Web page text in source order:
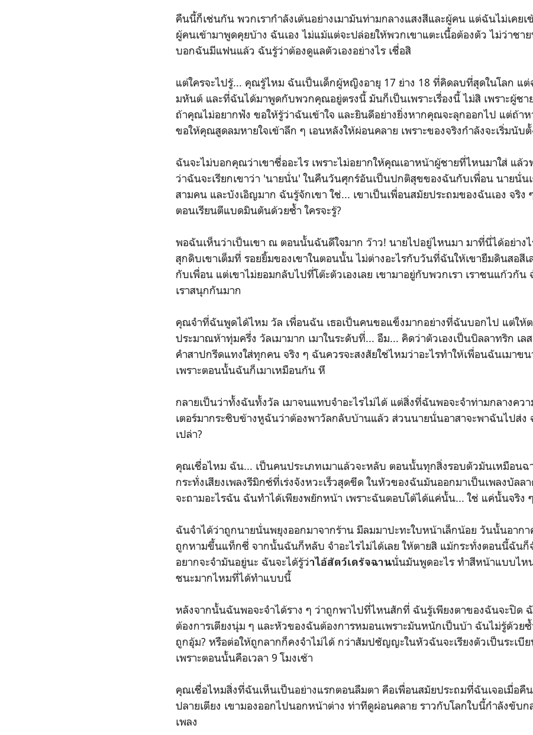
คืนนี้ก็เช่นกัน พวกเรากำลังเต้นอย่างเมามันท่ามกลางแสงสีและผู้คน แต่ฉันไม่เคย
ผู้คนเข้ามาพูดคุยบ้าง ฉันเอง ไม่แม้แต่จะปล่อยให้พวกเขาแตะเนื้อต้องตัว ไม่ว่าชา
บอกฉันมีแฟนแล้ว ฉันรู้ว่าต้องดูแลตัวเองอย่างไร เชื่อสิ
แต่ใครจะไปรู้... คุณรู้ไหม ฉันเป็นเด็กผู้หญิงอายุ 17 ย่าง 18 ที่คิดลบที่สุดในโลก แ
มหันต์ และที่ฉันได้มาพูดกับพวกคุณอยู่ตรงนี้ มันก็เป็นเพราะเรื่องนี้ ไม่สิ เพราะผู้ช
ถ้าคุณไม่อยากฟัง ขอให้รู้ว่าฉันเข้าใจ และยินดีอย่างยิ่งหากคุณจะลุกออกไป แต่ถ้า
ขอให้คุณสูดลมหายใจเข้าลึก ๆ เอนหลังให้ผ่อนคลาย เพราะของจริงกำลังจะเริ่มนับ
ฉันจะไม่บอกคุณว่าเขาชื่ออะไร เพราะไม่อยากให้คุณเอาหน้าผู้ชายที่ไหนมาใส่ แล้ว
ว่าฉันจะเรียกเขาว่า 'นายนั่น' ในคืนวันศุกร์อันเป็นปกติสุขของฉันกับเพื่อน นายนั่น
สามคน และบังเอิญมาก ฉันรู้จักเขา ใช่... เขาเป็นเพื่อนสมัยประถมของฉันเอง จริง
ตอนเรียนตีแบดมินตันด้วยซ้ำ ใครจะรู้?
พอฉันเห็นว่าเป็นเขา ณ ตอนนั้นฉันดีใจมาก ว๊าว! นายไปอยู่ไหนมา มาที่นี่ได้อย่าง
สุกดิบเขาเต็มที่ รอยยิ้มของเขาในตอนนั้น ไม่ต่างอะไรกับวันที่ฉันให้เขายืมดินสอสี
กับเพื่อน แต่เขาไม่ยอมกลับไปที่โต๊ะตัวเองเลย เขามาอยู่กับพวกเรา เราชนแก้วกั
เราสนุกกันมาก
คุณจำที่ฉันพูดได้ไหม วัล เพื่อนฉัน เธอเป็นคนขอแข็งมากอย่างที่ฉันบอกไป แต่ให้ต
ประมาณห้าทุ่มครึ่ง วัลเมามาก เมาในระดับที่... อืม... คิดว่าตัวเองเป็นบิลลาทริก เล
คำสาปกรีดแทงใส่ทุกคน จริง ๆ ฉันควรจะสงสัยใช่ไหมว่าอะไรทำให้เพื่อนฉันเมาขน
เพราะตอนนั้นฉันก็เมาเหมือนกัน หึ
กลายเป็นว่าทั้งฉันทั้งวัล เมาจนแทบจำอะไรไม่ได้ แต่สิ่งที่ฉันพอจะจำท่ามกลางคว
เตอร์มากระซิบข้างหูฉันว่าต้องพาวัลกลับบ้านแล้ว ส่วนนายนั่นอาสาจะพาฉันไปส่ง
เปล่า?
คุณเชื่อไหม ฉัน... เป็นคนประเภทเมาแล้วจะหลับ ตอนนั้นทุกสิ่งรอบตัวมันเหมือนฉ
กระทั่งเสียงเพลงรีมิกซ์ที่เร่งจังหวะเร็วสุดขีด ในหัวของฉันมันออกมาเป็นเพลงบัล
จะถามอะไรฉัน ฉันทำได้เพียงพยักหน้า เพราะฉันตอบโต้ได้แค่นั้น... ใช่ แค่นั้นจริง ๆ
ฉันจำได้ว่าถูกนายนั่นพยุงออกมาจากร้าน มีลมมาปะทะใบหน้าเล็กน้อย วันนั้นอาก
ถูกหามขึ้นแท็กซี่ จากนั้นฉันก็หลับ จำอะไรไม่ได้เลย ให้ตายสิ แม้กระทั่งตอนนี้ฉัน
อยากจะจำมันอยู่นะ ฉันจะได้รู้ว่าไอ้สัตว์เดรัจฉานนั่นมันพูดอะไร ทำสีหน้าแบบไห
ชนะมากไหมที่ได้ทำแบบนี้
หลังจากนั้นฉันพอจะจำได้ราง ๆ ว่าถูกพาไปที่ไหนสักที่ ฉันรู้เพียงตาของฉันจะปิด
ต้องการเตียงนุ่ม ๆ และหัวของฉันต้องการหมอนเพราะมันหนักเป็นบ้า ฉันไม่รู้ด้วยซ้
ถูกอุ้ม? หรือต่อให้ถูกลากก็คงจำไม่ได้ กว่าสัมปชัญญะในหัวฉันจะเรียงตัวเป็นระเบ่ี
เพราะตอนนั้นคือเวลา 9 โมงเช้า
คุณเชื่อไหมสิ่งที่ฉันเห็นเป็นอย่างแรกตอนลืมตา คือเพื่อนสมัยประถมที่ฉันเจอเมื่อคื
ปลายเตียง เขามองออกไปนอกหน้าต่าง ท่าทีดูผ่อนคลาย ราวกับโลกใบนี้กำลังขับก
เพลง